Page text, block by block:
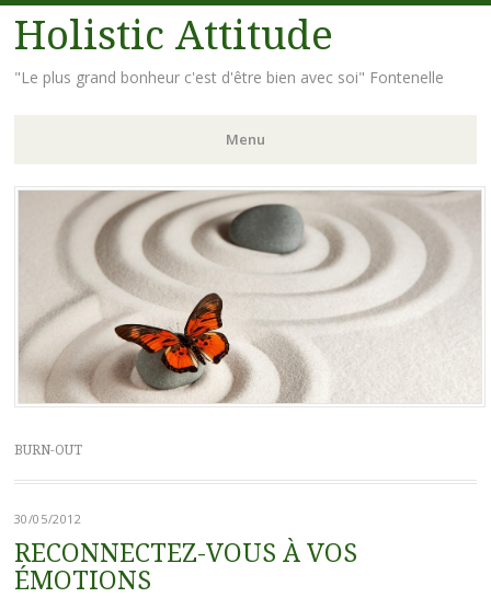
Holistic Attitude
"Le plus grand bonheur c'est d'être bien avec soi" Fontenelle
Menu
Aller
principal
BURN-OUT
30/05/2012
RECONNECTEZ-VOUS À VOS
ÉMOTIONS